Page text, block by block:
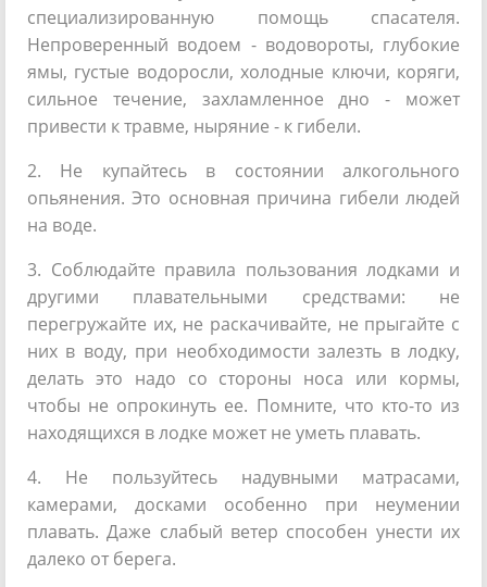
специализированную помощь спасателя.
Непроверенный водоем - водовороты, глубокие
ямы, густые водоросли, холодные ключи, коряги,
сильное течение, захламленное дно - может
привести к травме, ныряние - к гибели.
2. Не купайтесь в состоянии алкогольного
опьянения. Это основная причина гибели людей
на воде.
3. Соблюдайте правила пользования лодками и
другими плавательными средствами: не
перегружайте их, не раскачивайте, не прыгайте с
них в воду, при необходимости залезть в лодку,
делать это надо со стороны носа или кормы,
чтобы не опрокинуть ее. Помните, что кто-то из
находящихся в лодке может не уметь плавать.
4. Не пользуйтесь надувными матрасами,
камерами, досками особенно при неумении
плавать. Даже слабый ветер способен унести их
далеко от берега.